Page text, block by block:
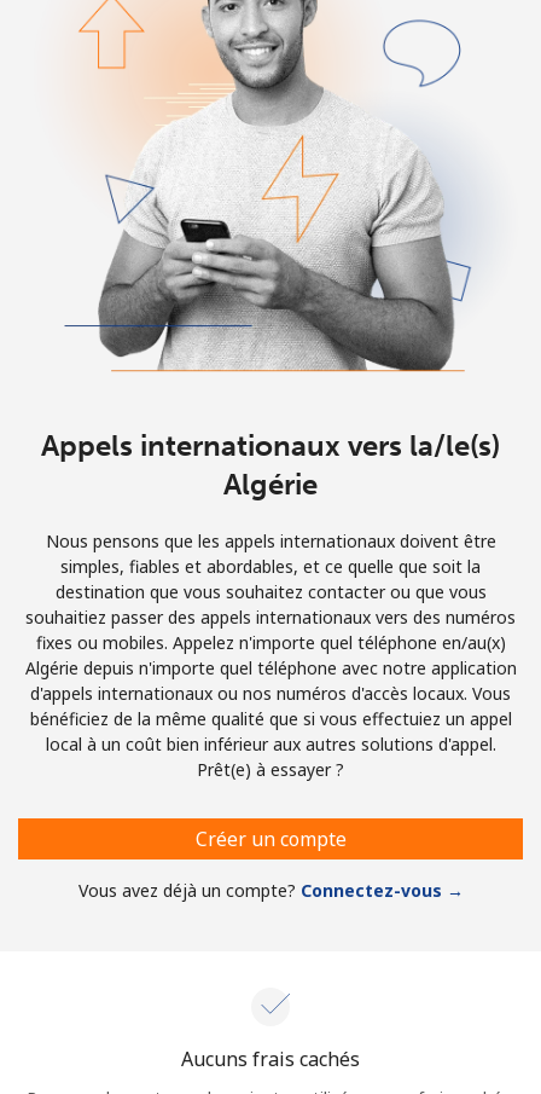
Login
ou
Continue avec
Appels internationaux vers la/le(s)
Algérie
Nous pensons que les appels internationaux doivent être
simples, fiables et abordables, et ce quelle que soit la
destination que vous souhaitez contacter ou que vous
souhaitiez passer des appels internationaux vers des numéros
fixes ou mobiles. Appelez n'importe quel téléphone en/au(x)
Algérie depuis n'importe quel téléphone avec notre application
d'appels internationaux ou nos numéros d'accès locaux. Vous
bénéficiez de la même qualité que si vous effectuiez un appel
local à un coût bien inférieur aux autres solutions d'appel.
Prêt(e) à essayer ?
Créer un compte
Vous avez déjà un compte? Connectez-vous →
Aucuns frais cachés